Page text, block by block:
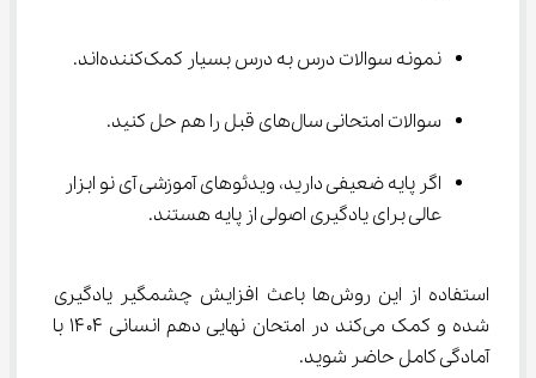
نمونه سوالات درس به درس بسیار کمک‌کننده‌اند.
سوالات امتحانی سال‌های قبل را هم حل کنید.
اگر پایه ضعیفی دارید، ویدئوهای آموزشی آی نو ابزار
عالی برای یادگیری اصولی از پایه هستند.
استفاده از این روش‌ها باعث افزایش چشمگیر یادگیری
شده و کمک می‌کند در امتحان نهایی دهم انسانی ۱۴۰۴ با
آمادگی کامل حاضر شوید.